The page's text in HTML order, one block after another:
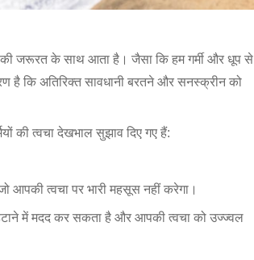
की जरूरत के साथ आता है। जैसा कि हम गर्मी और धूप से
है कि अतिरिक्त सावधानी बरतने और सनस्क्रीन को
की त्वचा देखभाल सुझाव दिए गए हैं:
आपकी त्वचा पर भारी महसूस नहीं करेगा।
में मदद कर सकता है और आपकी त्वचा को उज्ज्वल